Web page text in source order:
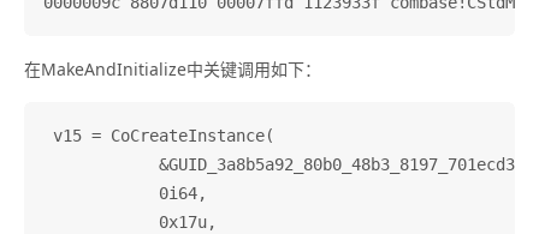
在MakeAndInitialize中关键调用如下：
v15 = CoCreateInstance(
            0i64,
            0x17u,